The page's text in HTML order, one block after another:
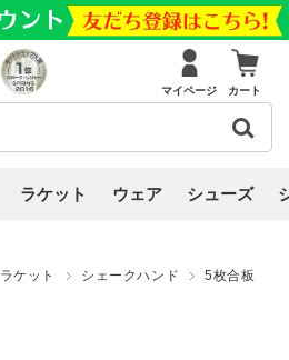
マイページ カート
ラケット ウェア シューズ
ラケット シェークハンド 5枚合板